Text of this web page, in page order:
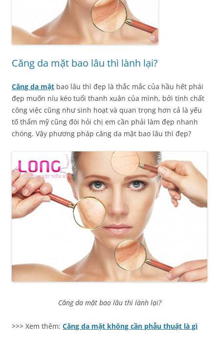
Căng da mặt bao lâu thì lành lại?
Căng da mặt bao lâu thì đẹp là thắc mắc của hầu hết phái
đẹp muốn níu kéo tuổi thanh xuân của mình, bởi tính chất
công việc cũng như sinh hoạt và quan trọng hơn cả là yếu
tố thẩm mỹ cũng đòi hỏi chị em cần phải làm đẹp nhanh
chóng. Vậy phương pháp căng da mặt bao lâu thì đẹp?
Căng da mặt bao lâu thì lành lại?
>>> Xem thêm: Căng da mặt không cần phẫu thuật là gì